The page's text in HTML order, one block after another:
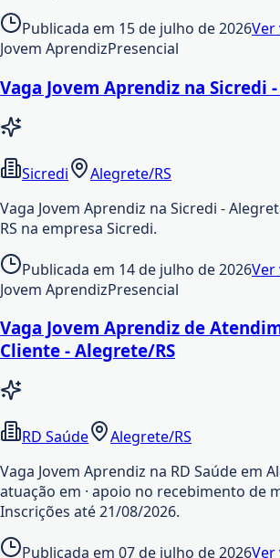
Publicada em 15 de julho de 2026Ver
Jovem AprendizPresencial
Vaga Jovem Aprendiz na Sicredi
Sicredi
Alegrete/RS
Vaga Jovem Aprendiz na Sicredi -
RS na empresa Sicredi.
Publicada em 14 de julho de 2026Ver
Jovem AprendizPresencial
Vaga Jovem Aprendiz de
Cliente - Alegrete/RS
RD Saúde
Alegrete/RS
Vaga Jovem Aprendiz na RD Saúde em
atuação em · apoio no recebimento de
Inscrições até 21/08/2026.
Publicada em 07 de julho de 2026Ver